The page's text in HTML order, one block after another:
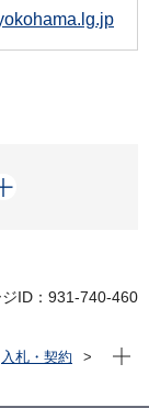
ID：931-740-460
入札・契約
現在